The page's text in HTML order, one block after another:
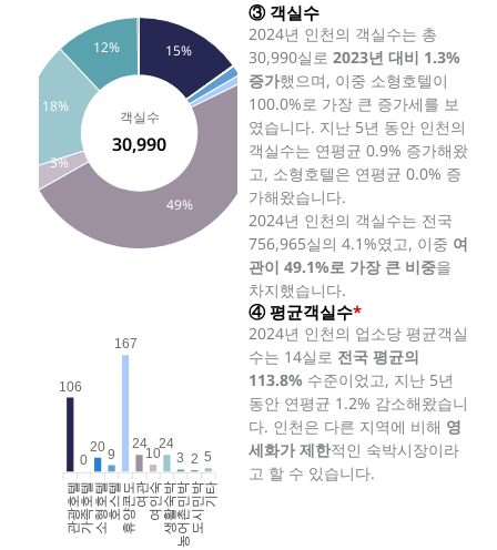
15%
49%
3%
18%
12%
객실수
30,990
③ 객실수
2024년 인천의 객실수는 총
30,990실로 2023년 대비 1.3%
증가했으며, 이중 소형호텔이
100.0%로 가장 큰 증가세를 보
였습니다. 지난 5년 동안 인천의
객실수는 연평균 0.9% 증가해왔
고, 소형호텔은 연평균 0.0% 증
가해왔습니다.
2024년 인천의 객실수는 전국
756,965실의 4.1%였고, 이중 여
관이 49.1%로 가장 큰 비중을
차지했습니다.
106
0
209
167
24
10
24
3 2 5
관광호텔가족호텔소형호텔호스텔휴양콘도여관여인숙생활숙박농어촌민박도시민박기타
④ 평균객실수*
2024년 인천의 업소당 평균객실
수는 14실로 전국 평균의
113.8% 수준이었고, 지난 5년
동안 연평균 1.2% 감소해왔습니
다. 인천은 다른 지역에 비해 영
세화가 제한적인 숙박시장이라
고 할 수 있습니다.